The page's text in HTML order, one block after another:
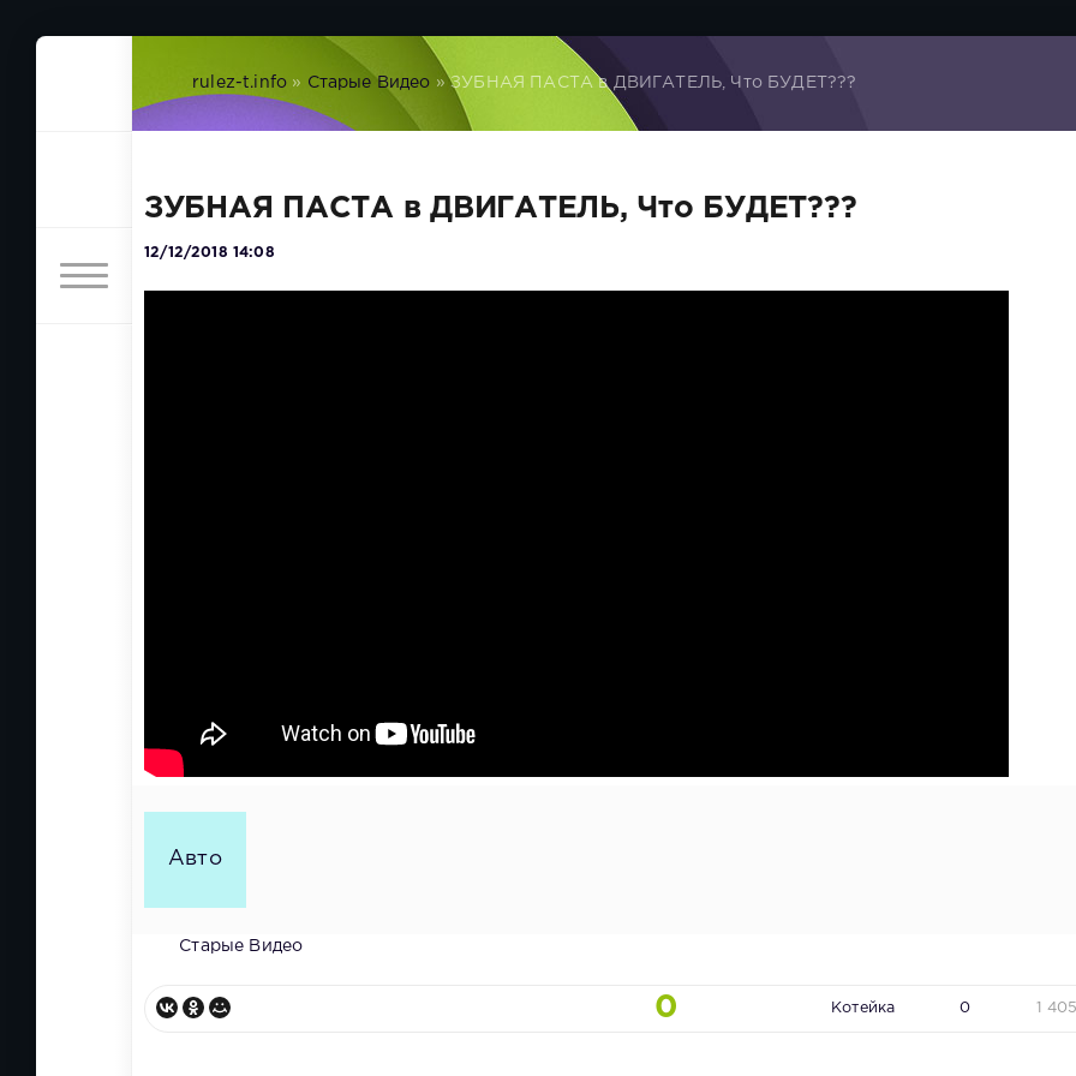
rulez-t.info » Старые Видео » ЗУБНАЯ ПАСТА в ДВИГАТЕЛЬ, Что БУДЕТ???
ЗУБНАЯ ПАСТА в ДВИГАТЕЛЬ, Что БУДЕТ???
12/12/2018 14:08
Авто
Старые Видео
0 Котейка 0 1